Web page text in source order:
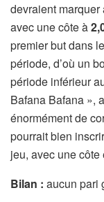
devraient marquer
avec une côte à
premier but dans
période, d’où un
période inférieur
Bafana Bafana »,
énormément de
pourrait bien
jeu, avec une
Bilan : aucun pari